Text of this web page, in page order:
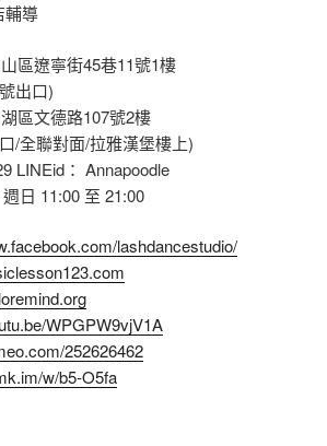
輔導
區遼寧街45巷11號1樓
出口)
區文德路107號2樓
/全聯對面/拉雅漢堡樓上)
LINEid： Annapoodle
日 11:00 至 21:00
lashdancestudio/
WPGPW9vjV1A
252626462
w/b5-O5fa